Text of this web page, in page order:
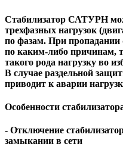
Стабилизатор САТУРН
трехфазных нагрузок
по фазам. При пропадании
по каким-либо причинам,
такого рода нагрузку во
В случае раздельной
приводит к аварии
Особенности
- Отключение
замыкании в сети